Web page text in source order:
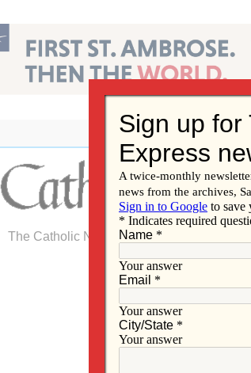
The Catholic Newspaper of the Diocese of